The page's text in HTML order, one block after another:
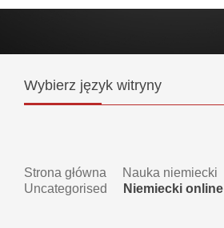
Wybierz język witryny
Strona główna Nauka niemiecki
Uncategorised
Niemiecki online